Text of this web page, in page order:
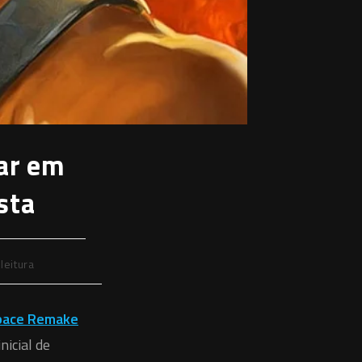
em
Remake
de